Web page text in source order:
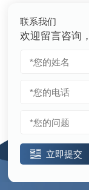
联系我们
欢迎留言咨询
立即提交